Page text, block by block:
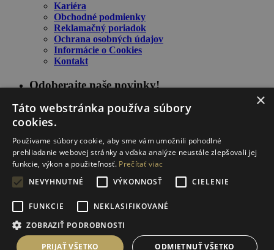
Kariéra
Obchodné podmienky
Reklamačný poriadok
Ochrana osobných údajov
Informácie o Cookies
Kontakt
Odoberajte naše novinky!
ponukách.
Stránka je chránená proti spamu pomocou reCAPTCHA od Google (
osobných údajov a podmienky služby ).
×
Táto webstránka používa súbory
cookies.
Používame súbory cookie, aby sme vám umožnili pohodlné
prehliadanie webovej stránky a vďaka analýze neustále zlepšovali jej
funkcie, výkon a použiteľnosť. Prečítať viac
NEVYHNUTNÉ
VÝKONNOSŤ CIELENIE
FUNKCIE
NEKLASIFIKOVANÉ
ZOBRAZIŤ PODROBNOSTI
PRIJAŤ VŠETKO ODMIETNUŤ VŠETKO